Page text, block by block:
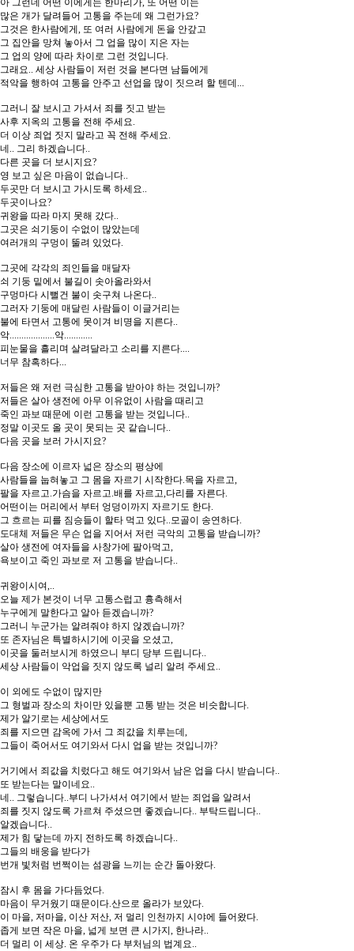
아 그런데 어떤 이에게는 한마리가, 또 어떤 이는
많은 개가 달려들어 고통을 주는데 왜 그런가요?
그것은 한사람에게, 또 여러 사람에게 돈을 안갚고
그 집안을 망쳐 놓아서 그 업을 많이 지은 자는
그 업의 양에 따라 차이로 그런 것입니다.
그래요.. 세상 사람들이 저런 것을 본다면 남들에게
적악을 행하여 고통을 안주고 선업을 많이 짓으려 할 텐데...
그러니 잘 보시고 가셔서 죄를 짓고 받는
사후 지옥의 고통을 전해 주세요.
더 이상 죄업 짓지 말라고 꼭 전해 주세요.
네.. 그리 하겠습니다..
다른 곳을 더 보시지요?
영 보고 싶은 마음이 없습니다..
두곳만 더 보시고 가시도록 하세요..
두곳이나요?
귀왕을 따라 마지 못해 갔다..
그곳은 쇠기둥이 수없이 많았는데
여러개의 구멍이 뚤려 있었다.
그곳에 각각의 죄인들을 매달자
쇠 기둥 밑에서 불길이 솟아올라와서
구멍마다 시뻘건 불이 솟구쳐 나온다..
그러자 기둥에 매달린 사람들이 이글거리는
불에 타면서 고통에 못이겨 비명을 지른다..
악...................악............
피눈물을 흘리며 살려달라고 소리를 지른다....
너무 참혹하다...
저들은 왜 저런 극심한 고통을 받아야 하는 것입니까?
저들은 살아 생전에 아무 이유없이 사람을 때리고
죽인 과보 때문에 이런 고통을 받는 것입니다..
정말 이곳도 올 곳이 못되는 곳 같습니다..
다음 곳을 보러 가시지요?
다음 장소에 이르자 넓은 장소의 평상에
사람들을 눕혀놓고 그 몸을 자르기 시작한다.목을 자르고,
팔을 자르고.가슴을 자르고.배를 자르고,다리를 자른다.
어떤이는 머리에서 부터 엉덩이까지 자르기도 한다.
그 흐르는 피를 짐승들이 할타 먹고 있다..모골이 송연하다.
도대체 저들은 무슨 업을 지어서 저런 극악의 고통을 받습니까?
살아 생전에 여자들을 사창가에 팔아먹고,
욕보이고 죽인 과보로 저 고통을 받습니다..
귀왕이시여,..
오늘 제가 본것이 너무 고통스럽고 흉측해서
누구에게 말한다고 알아 듣겠습니까?
그러니 누군가는 알려줘야 하지 않겠습니까?
또 존자님은 특별하시기에 이곳을 오셨고,
이곳을 둘러보시게 하였으니 부디 당부 드립니다..
세상 사람들이 악업을 짓지 않도록 널리 알려 주세요..
이 외에도 수없이 많지만
그 형벌과 장소의 차이만 있을뿐 고통 받는 것은 비슷합니다.
제가 알기로는 세상에서도
죄를 지으면 감옥에 가서 그 죄값을 치루는데,
그들이 죽어서도 여기와서 다시 업을 받는 것입니까?
거기에서 죄값을 치렀다고 해도 여기와서 남은 업을 다시 받습니다..
또 받는다는 말이네요..
네.. 그렇습니다..부디 나가셔서 여기에서 받는 죄업을 알려서
죄를 짓지 않도록 가르쳐 주셨으면 좋겠습니다.. 부탁드립니다..
알겠습니다..
제가 힘 닿는데 까지 전하도록 하겠습니다..
그들의 배웅을 받다가
번개 빛처럼 번쩍이는 섬광을 느끼는 순간 돌아왔다.
잠시 후 몸을 가다듬었다.
마음이 무거웠기 때문이다.산으로 올라가 보았다.
이 마을, 저마을, 이산 저산, 저 멀리 인천까지 시야에 들어왔다.
좁게 보면 작은 마을, 넓게 보면 큰 시가지, 한나라..
더 멀리 이 세상. 온 우주가 다 부처님의 법계요..